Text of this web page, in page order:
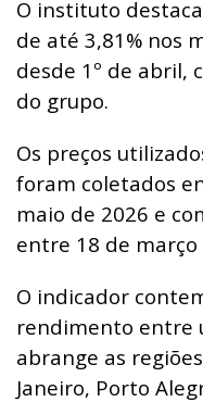
O instituto
de até 3,81% nos
desde 1º de abril,
do grupo.
Os preços
foram coletados
maio de 2026 e
entre 18 de março
O indicador
rendimento entre
abrange as
Janeiro, Porto